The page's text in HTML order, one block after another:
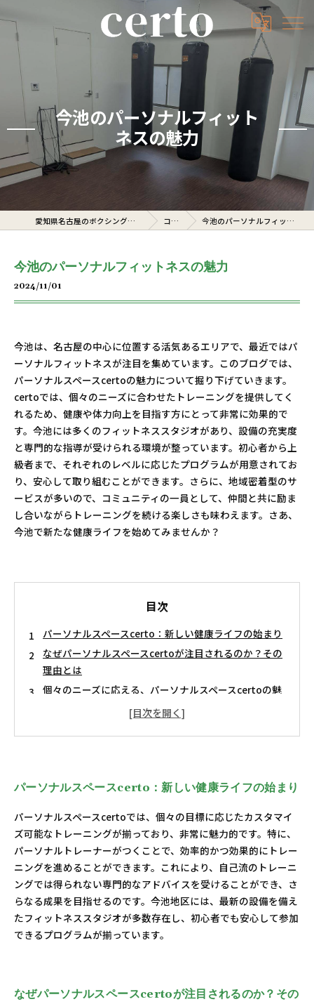
今池のパーソナルフィット
ネスの魅力
愛知県名古屋のボクシングジムならcerto コラム 今池のパーソナルフィットネスの魅力
今池のパーソナルフィットネスの魅力
2024/11/01
今池は、名古屋の中心に位置する活気あるエリアで、最近ではパ
ーソナルフィットネスが注目を集めています。このブログでは、
パーソナルスペースcertoの魅力について掘り下げていきます。
certoでは、個々のニーズに合わせたトレーニングを提供してく
れるため、健康や体力向上を目指す方にとって非常に効果的で
す。今池には多くのフィットネススタジオがあり、設備の充実度
と専門的な指導が受けられる環境が整っています。初心者から上
級者まで、それぞれのレベルに応じたプログラムが用意されてお
り、安心して取り組むことができます。さらに、地域密着型のサ
ービスが多いので、コミュニティの一員として、仲間と共に励ま
し合いながらトレーニングを続ける楽しさも味わえます。さあ、
今池で新たな健康ライフを始めてみませんか？
目次
パーソナルスペースcerto：新しい健康ライフの始まり
なぜパーソナルスペースcertoが注目されるのか？その
理由とは
個々のニーズに応える、パーソナルスペースcertoの魅
初心者から上級者まで、安心して取り組める環境
パーソナルスペースcerto：新しい健康ライフの始まり
パーソナルスペースcertoでは、個々の目標に応じたカスタマイ
ズ可能なトレーニングが揃っており、非常に魅力的です。特に、
パーソナルトレーナーがつくことで、効率的かつ効果的にトレー
ニングを進めることができます。これにより、自己流のトレーニ
ングでは得られない専門的なアドバイスを受けることができ、さ
らなる成果を目指せるのです。今池地区には、最新の設備を備え
たフィットネススタジオが多数存在し、初心者でも安心して参加
できるプログラムが揃っています。
なぜパーソナルスペースcertoが注目されるのか？その